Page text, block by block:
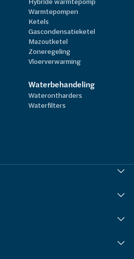
Warmtepompen
Ketels
Gascondensatieketel
Mazoutketel
Zoneregeling
Vloerverwarming
Waterbehandeling
Waterontharders
Waterfilters